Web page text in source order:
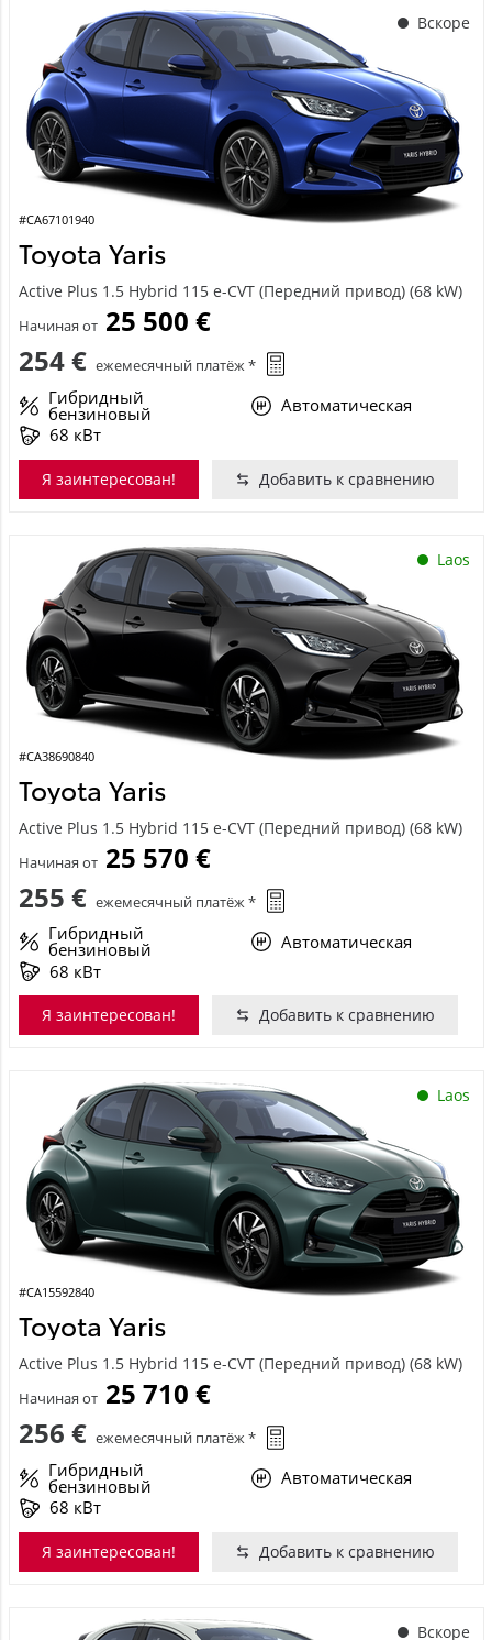
Вскоре
#CA67101940
Toyota Yaris
Active Plus 1.5 Hybrid 115 e-CVT (Передний привод) (68 kW)
Начиная от 25 500 €
254 € ежемесячный платёж *
Гибридный
бензиновый
Автоматическая
68 кВт
Я заинтересован! Добавить к сравнению
Laos
#CA38690840
Toyota Yaris
Active Plus 1.5 Hybrid 115 e-CVT (Передний привод) (68 kW)
Начиная от 25 570 €
255 € ежемесячный платёж *
Гибридный
бензиновый
Автоматическая
68 кВт
Я заинтересован! Добавить к сравнению
Laos
#CA15592840
Toyota Yaris
Active Plus 1.5 Hybrid 115 e-CVT (Передний привод) (68 kW)
Начиная от 25 710 €
256 € ежемесячный платёж *
Гибридный
бензиновый
Автоматическая
68 кВт
Я заинтересован! Добавить к сравнению
Вскоре